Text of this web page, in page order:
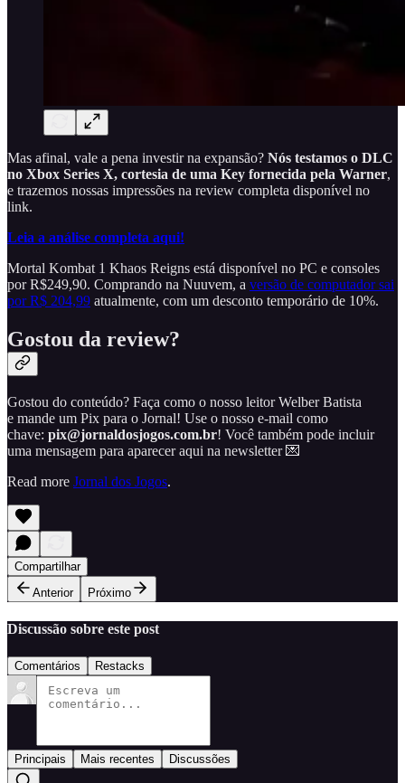
Mas afinal, vale a pena investir na expansão? Nós testamos o DLC
no Xbox Series X, cortesia de uma Key fornecida pela Warner,
e trazemos nossas impressões na review completa disponível no
link.
Leia a análise completa aqui!
Mortal Kombat 1 Khaos Reigns está disponível no PC e consoles
por R$249,90. Comprando na Nuuvem, a versão de computador sai
por R$ 204,99 atualmente, com um desconto temporário de 10%.
Gostou da review?
Gostou do conteúdo? Faça como o nosso leitor Welber Batista
e mande um Pix para o Jornal! Use o nosso e-mail como
chave: pix@jornaldosjogos.com.br! Você também pode incluir
uma mensagem para aparecer aqui na newsletter 💌
Read more Jornal dos Jogos.
Compartilhar
Anterior
Próximo
Discussão sobre este post
Comentários Restacks
Principais Mais recentes Discussões